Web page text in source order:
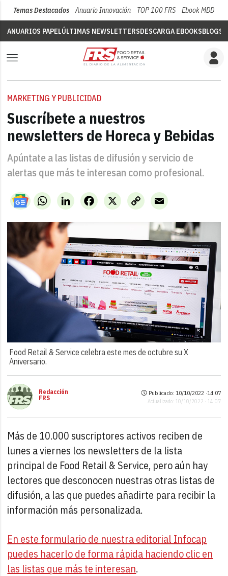
Temas Destacados Anuario Innovación TOP 100 FRS Ebook MDD
ANUARIOS PAPELÚLTIMAS NEWSLETTERSDESCARGA EBOOKSBLOGS
MARKETING Y PUBLICIDAD
Suscríbete a nuestros
newsletters de Horeca y Bebidas
Apúntate a las listas de difusión y servicio de
alertas que más te interesan como profesional.
WhatsAppLinkedIn X
Facebook
Copy
Link
Email
Food Retail & Service celebra este mes de octubre su X
Aniversario.
Redacción
FRS
Publicado: 10/10/2022 ·14:07
Actualizado: 10/10/2022 · 14:07
Más de 10.000 suscriptores activos reciben de
lunes a viernes los newsletters de la lista
principal de Food Retail & Service, pero aún hay
lectores que desconocen nuestras otras listas de
difusión, a las que puedes añadirte para recibir la
información más personalizada.
En este formulario de nuestra editorial Infocap
puedes hacerlo de forma rápida haciendo clic en
las listas que más te interesan.